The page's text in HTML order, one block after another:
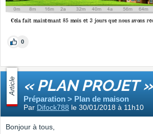
0
Article « PLAN PROJET »
Préparation > Plan de maison
Par Difock788 le 30/01/2018 à 11h10
Bonjour à tous,